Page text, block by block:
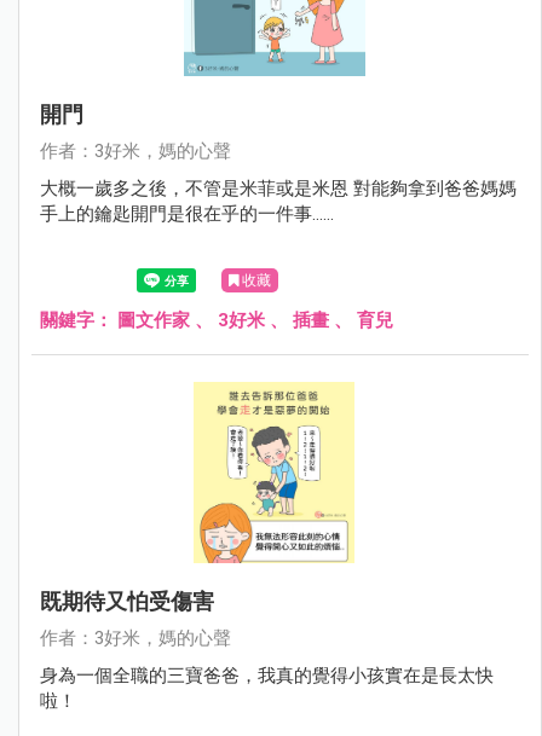
開門
作者：3好米，媽的心聲
大概一歲多之後，不管是米菲或是米恩 對能夠拿到爸爸媽媽
手上的鑰匙開門是很在乎的一件事......
收藏
關鍵字： 圖文作家 、 3好米 、 插畫 、 育兒
既期待又怕受傷害
作者：3好米，媽的心聲
身為一個全職的三寶爸爸，我真的覺得小孩實在是長太快
啦！